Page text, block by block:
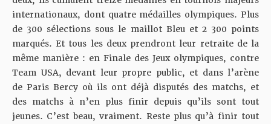
internationaux, dont quatre médailles olympiques. Plus
de 300 sélections sous le maillot Bleu et 2 300 points
marqués. Et tous les deux prendront leur retraite de la
même manière : en Finale des Jeux olympiques, contre
Team USA, devant leur propre public, et dans l’arène
de Paris Bercy où ils ont déjà disputés des matchs, et
des matchs à n’en plus finir depuis qu’ils sont tout
jeunes. C’est beau, vraiment. Reste plus qu’à finir tout